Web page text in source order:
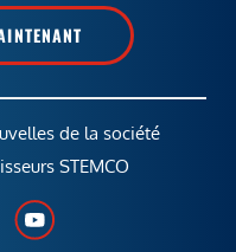
de la société
STEMCO